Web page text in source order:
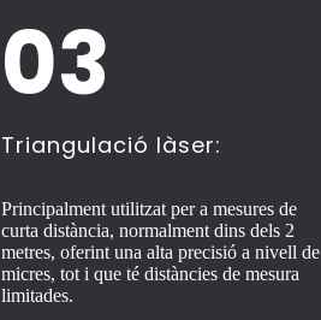
03
Triangulació làser:
Principalment utilitzat per a mesures de
curta distància, normalment dins dels 2
metres, oferint una alta precisió a nivell de
micres, tot i que té distàncies de mesura
limitades.